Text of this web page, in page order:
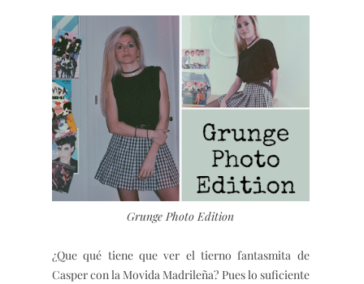
Grunge Photo Edition
¿Que qué tiene que ver el tierno fantasmita de
Casper con la Movida Madrileña? Pues lo suficiente